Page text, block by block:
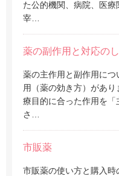
た公的機関、病院、医
宰…
薬の副作用と対応の
薬の主作用と副作用に
用（薬の効き方）があ
療目的に合った作用を
さ…
市販薬
市販薬の使い方と購入